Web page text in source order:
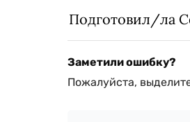
Подготовил/ла
Заметили ошибку?
Пожалуйста,